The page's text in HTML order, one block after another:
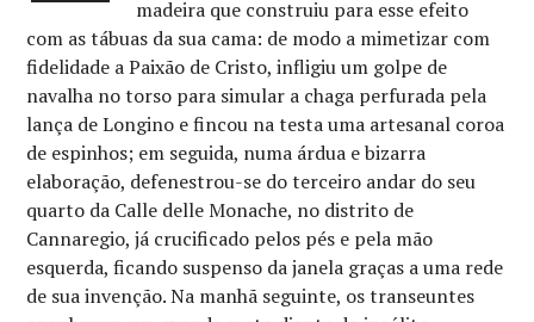
madeira que construiu para esse efeito
com as tábuas da sua cama: de modo a mimetizar com
fidelidade a Paixão de Cristo, infligiu um golpe de
navalha no torso para simular a chaga perfurada pela
lança de Longino e fincou na testa uma artesanal coroa
de espinhos; em seguida, numa árdua e bizarra
elaboração, defenestrou-se do terceiro andar do seu
quarto da Calle delle Monache, no distrito de
Cannaregio, já crucificado pelos pés e pela mão
esquerda, ficando suspenso da janela graças a uma rede
de sua invenção. Na manhã seguinte, os transeuntes